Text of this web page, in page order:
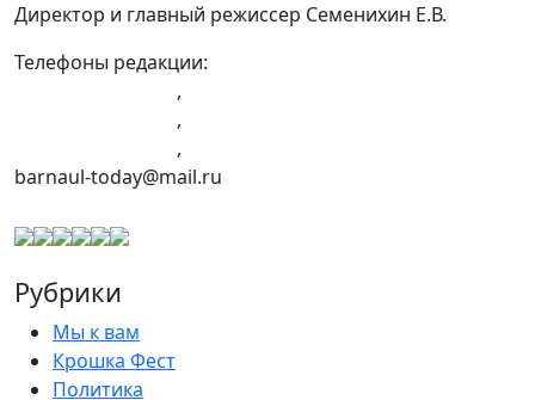
Директор и главный режиссер Семенихин Е.В.
Телефоны редакции:
,
,
,
barnaul-today@mail.ru
Рубрики
Мы к вам
Крошка Фест
Политика